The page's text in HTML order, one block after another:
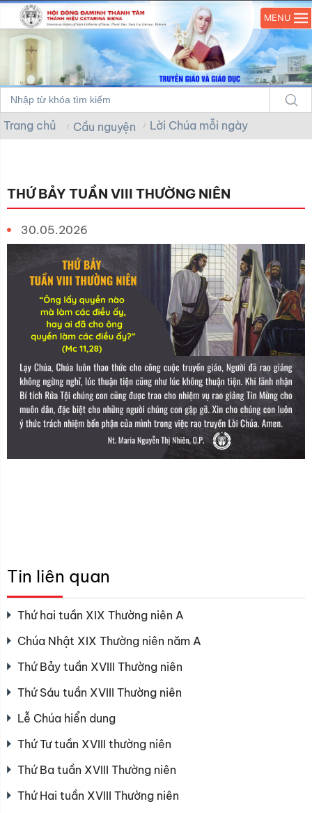
MENU
Trang chủ Cầu nguyện Lời Chúa mỗi ngày
THỨ BẢY TUẦN VIII THƯỜNG NIÊN
30.05.2026
Tin liên quan
Thứ hai tuần XIX Thường niên A
Chúa Nhật XIX Thường niên năm A
Thứ Bảy tuần XVIII Thường niên
Thứ Sáu tuần XVIII Thường niên
Lễ Chúa hiển dung
Thứ Tư tuần XVIII thường niên
Thứ Ba tuần XVIII Thường niên
Thứ Hai tuần XVIII Thường niên